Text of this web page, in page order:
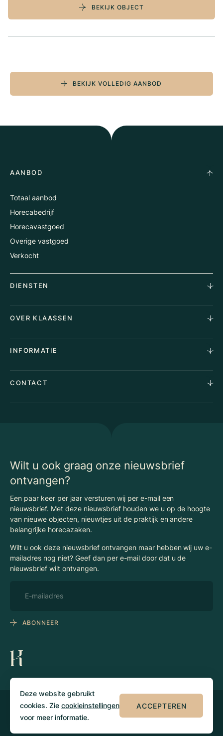
BEKIJK OBJECT
BEKIJK VOLLEDIG AANBOD
Deze website gebruikt
cookies. Zie cookieinstellingen
voor meer informatie.
ACCEPTEREN
AANBOD
Totaal aanbod
Horecabedrijf
Horecavastgoed
Overige vastgoed
Verkocht
DIENSTEN
Aankoopopdracht
Stille verkoop
Taxaties
Advies
OVER KLAASSEN
Waarom Klaassen
Vacatures
Algemene voorwaarden
INFORMATIE
Vergunningen
CONTACT
Wilt u ook graag onze nieuwsbrief
ontvangen?
Een paar keer per jaar versturen wij per e-mail een
nieuwsbrief. Met deze nieuwsbrief houden we u op de hoogte
van nieuwe objecten, nieuwtjes uit de praktijk en andere
belangrijke horecazaken.
Wilt u ook deze nieuwsbrief ontvangen maar hebben wij uw e-
mailadres nog niet? Geef dan per e-mail door dat u de
nieuwsbrief wilt ontvangen.
ABONNEER
© 2026 Klaassen
Horecamakelaars
Privacy
Algemene
voorwaarden